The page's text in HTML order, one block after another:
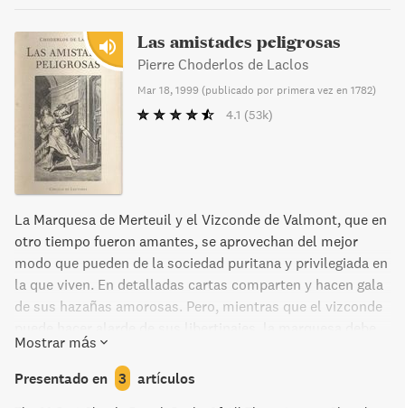
Las amistades peligrosas
Pierre Choderlos de Laclos
Mar 18, 1999 (publicado por primera vez en 1782)
4.1 (53k)
La Marquesa de Merteuil y el Vizconde de Valmont, que en
otro tiempo fueron amantes, se aprovechan del mejor
modo que pueden de la sociedad puritana y privilegiada en
la que viven. En detalladas cartas comparten y hacen gala
de sus hazañas amorosas. Pero, mientras que el vizconde
disimular. Su rango social, su viudez y su condición de
mujer la obligan a comportarse con doblez, y para
competir con el vizconde debe intentar escapar del papel
Mostrar más
Presentado en 3 artículos